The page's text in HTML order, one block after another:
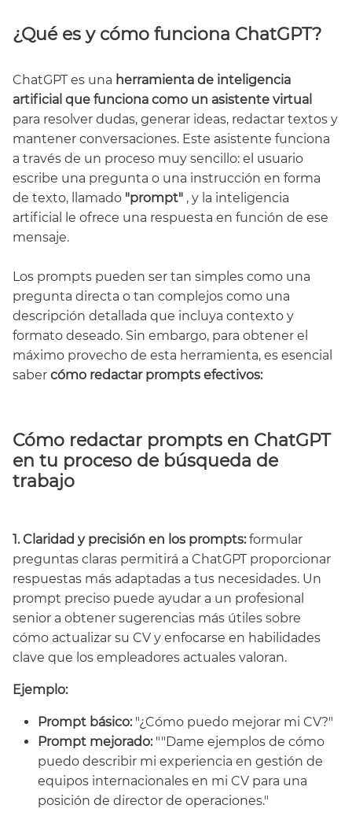
¿Qué es y cómo funciona ChatGPT?
ChatGPT es una herramienta de inteligencia
artificial que funciona como un asistente virtual
para resolver dudas, generar ideas, redactar textos y
mantener conversaciones. Este asistente funciona
a través de un proceso muy sencillo: el usuario
escribe una pregunta o una instrucción en forma
de texto, llamado "prompt" , y la inteligencia
artificial le ofrece una respuesta en función de ese
mensaje.
Los prompts pueden ser tan simples como una
pregunta directa o tan complejos como una
descripción detallada que incluya contexto y
formato deseado. Sin embargo, para obtener el
máximo provecho de esta herramienta, es esencial
saber cómo redactar prompts efectivos:
Cómo redactar prompts en ChatGPT
en tu proceso de búsqueda de
trabajo
1. Claridad y precisión en los prompts:formular
preguntas claras permitirá a ChatGPT proporcionar
respuestas más adaptadas a tus necesidades. Un
prompt preciso puede ayudar a un profesional
senior a obtener sugerencias más útiles sobre
cómo actualizar su CV y enfocarse en habilidades
clave que los empleadores actuales valoran.
Ejemplo:
Prompt básico: "¿Cómo puedo mejorar mi CV?"
Prompt mejorado: ""Dame ejemplos de cómo
puedo describir mi experiencia en gestión de
equipos internacionales en mi CV para una
posición de director de operaciones."